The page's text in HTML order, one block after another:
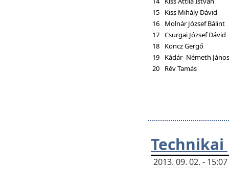
15
Kiss Mihály Dávid
16
Molnár József Bálint
17 Csurgai József Dávid
18
Koncz Gergő
19
Kádár- Németh János
20
Rév Tamás
2013. 09. 02. -